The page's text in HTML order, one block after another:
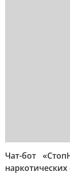
Чат-бот
наркотических